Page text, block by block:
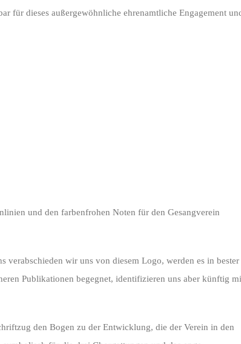
für dieses außergewöhnliche ehrenamtliche Engagement
und den farbenfrohen Noten für den Gesangverein
verabschieden wir uns von diesem Logo, werden es in bester
Publikationen begegnet, identifizieren uns aber künftig
den Bogen zu der Entwicklung, die der Verein in den